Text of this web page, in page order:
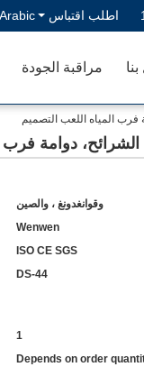
اطلب اقتباس Arabic
مراقبة الجودة
فرب المياه اللعب التصميم
الشرائح، دوامة فرب
وقوانغدونغ ، والصين
Wenwen
ISO CE SGS
DS-44
1
Depends on order